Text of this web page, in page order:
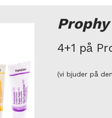
4+1 på
(vi bjuder på